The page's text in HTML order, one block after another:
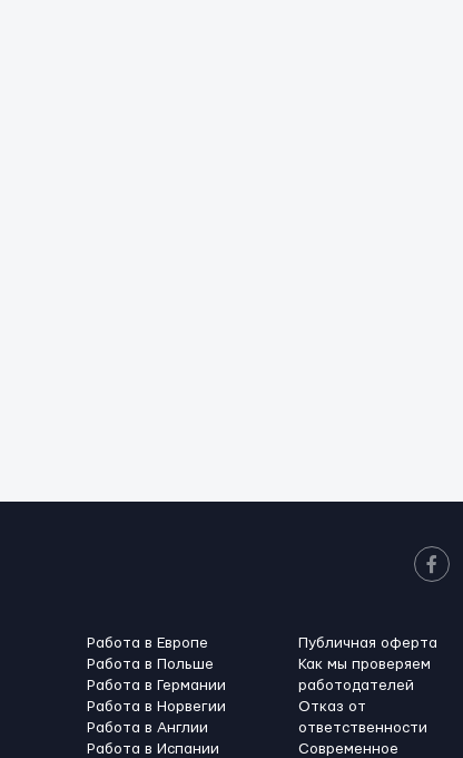
Работа в Европе
Работа в Польше
Работа в Германии
Работа в Норвегии
Работа в Англии
Работа в Испании
Публичная оферта
Как мы проверяем
работодателей
Отказ от
ответственности
Современное